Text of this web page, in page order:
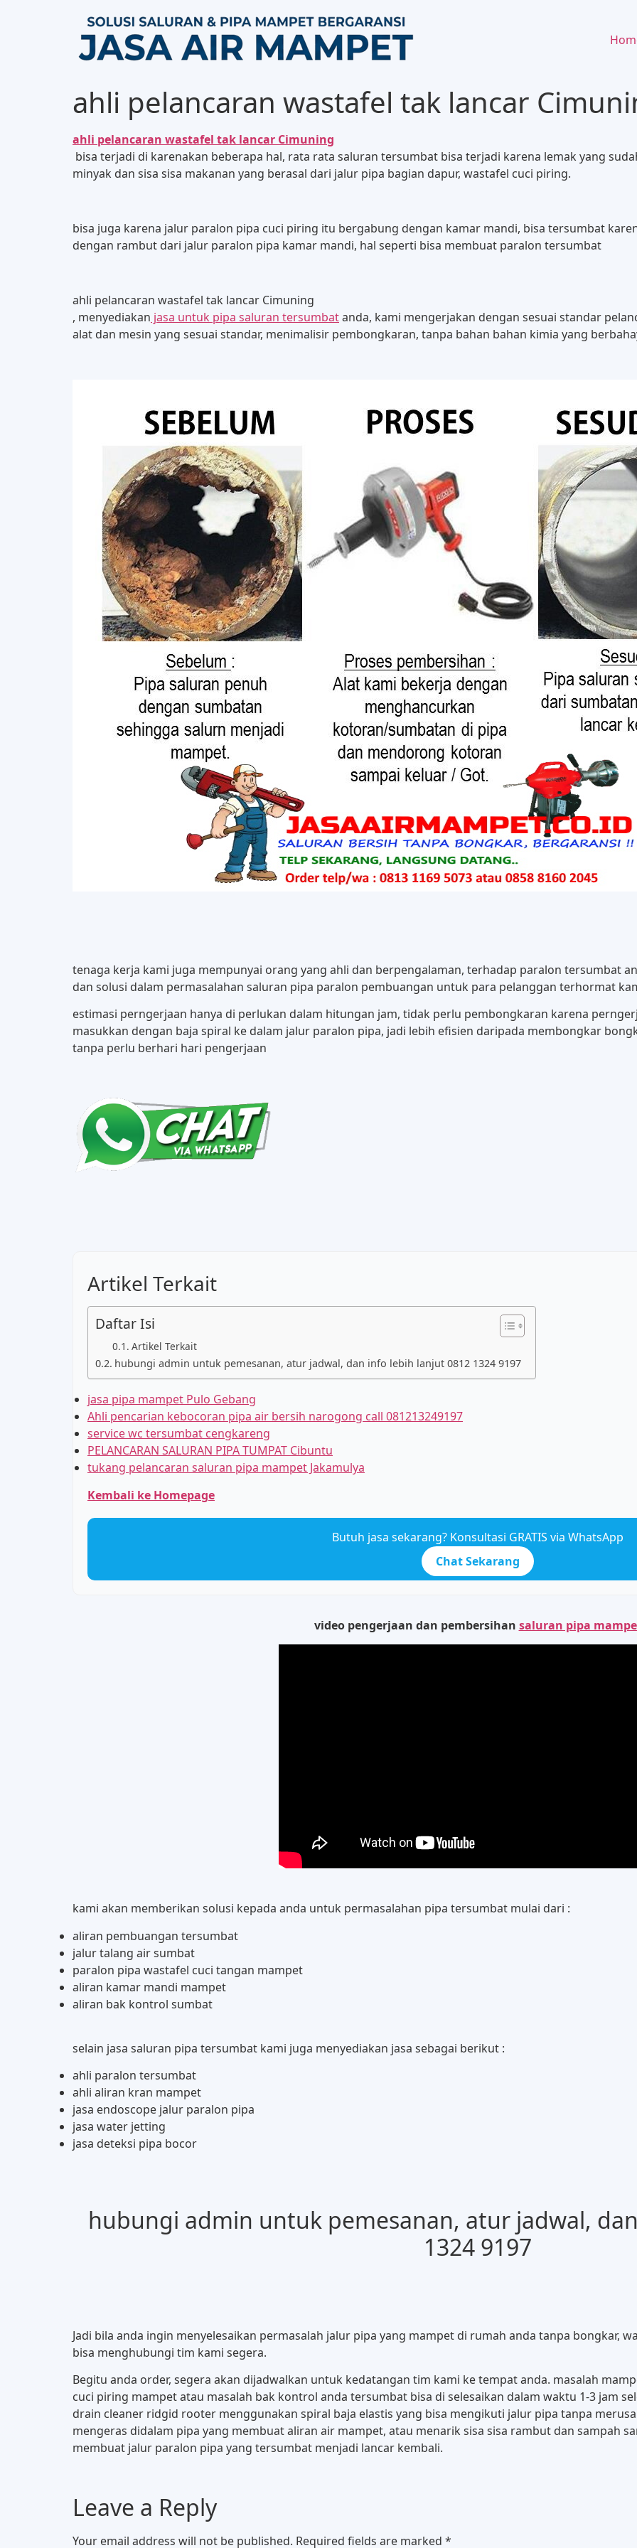
ahli pelancaran wastafel tak lancar
ahli pelancaran wastafel tak lancar Cimuning
bisa terjadi di karenakan beberapa hal, rata rata saluran tersumbat bisa terjadi karena lemak yang
minyak dan sisa sisa makanan yang berasal dari jalur pipa bagian dapur, wastafel cuci piring.
bisa juga karena jalur paralon pipa cuci piring itu bergabung dengan kamar mandi, bisa tersumbat
dengan rambut dari jalur paralon pipa kamar mandi, hal seperti bisa membuat paralon tersumbat
ahli pelancaran wastafel tak lancar Cimuning
, menyediakan jasa untuk pipa saluran tersumbatanda, kami mengerjakan dengan sesuai standar
alat dan mesin yang sesuai standar, menimalisir pembongkaran, tanpa bahan bahan kimia yang
tenaga kerja kami juga mempunyai orang yang ahli dan berpengalaman, terhadap paralon tersumbat
dan solusi dalam permasalahan saluran pipa paralon pembuangan untuk para pelanggan terhormat
estimasi perngerjaan hanya di perlukan dalam hitungan jam, tidak perlu pembongkaran karena
masukkan dengan baja spiral ke dalam jalur paralon pipa, jadi lebih efisien daripada membongkar
tanpa perlu berhari hari pengerjaan
Artikel Terkait
Daftar Isi
Artikel Terkait
hubungi admin untuk pemesanan, atur jadwal, dan info lebih lanjut 0812 1324 9197
jasa pipa mampet Pulo Gebang
Ahli pencarian kebocoran pipa air bersih narogong call 081213249197
service wc tersumbat cengkareng
PELANCARAN SALURAN PIPA TUMPAT Cibuntu
tukang pelancaran saluran pipa mampet Jakamulya
Kembali ke Homepage
Butuh jasa sekarang? Konsultasi GRATIS via WhatsApp
Chat Sekarang
video pengerjaan dan pembersihan saluran pipa
kami akan memberikan solusi kepada anda untuk permasalahan pipa tersumbat mulai dari :
aliran pembuangan tersumbat
jalur talang air sumbat
paralon pipa wastafel cuci tangan mampet
aliran kamar mandi mampet
aliran bak kontrol sumbat
selain jasa saluran pipa tersumbat kami juga menyediakan jasa sebagai berikut :
ahli paralon tersumbat
ahli aliran kran mampet
jasa endoscope jalur paralon pipa
jasa water jetting
jasa deteksi pipa bocor
hubungi admin untuk pemesanan, atur jadwal,
1324 9197
Jadi bila anda ingin menyelesaikan permasalah jalur pipa yang mampet di rumah anda tanpa bongkar,
bisa menghubungi tim kami segera.
Begitu anda order, segera akan dijadwalkan untuk kedatangan tim kami ke tempat anda. masalah
cuci piring mampet atau masalah bak kontrol anda tersumbat bisa di selesaikan dalam waktu 1-3 jam
drain cleaner ridgid rooter menggunakan spiral baja elastis yang bisa mengikuti jalur pipa tanpa
mengeras didalam pipa yang membuat aliran air mampet, atau menarik sisa sisa rambut dan sampah
membuat jalur paralon pipa yang tersumbat menjadi lancar kembali.
Leave a Reply
Your email address will not be published. Required fields are marked *